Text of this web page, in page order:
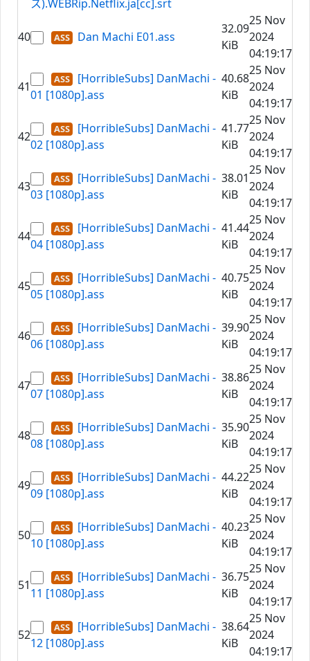
ス).WEBRip.Netflix.ja[cc].srt
40 Dan Machi E01.ass
32.09
KiB
25 Nov
2024
04:19:17
41
[HorribleSubs] DanMachi -
01 [1080p].ass
40.68
KiB
25 Nov
2024
04:19:17
42
[HorribleSubs] DanMachi -
02 [1080p].ass
41.77
KiB
25 Nov
2024
04:19:17
43
[HorribleSubs] DanMachi -
03 [1080p].ass
38.01
KiB
25 Nov
2024
04:19:17
44
[HorribleSubs] DanMachi -
04 [1080p].ass
41.44
KiB
25 Nov
2024
04:19:17
45
[HorribleSubs] DanMachi -
05 [1080p].ass
40.75
KiB
25 Nov
2024
04:19:17
46
[HorribleSubs] DanMachi -
06 [1080p].ass
39.90
KiB
25 Nov
2024
04:19:17
47
[HorribleSubs] DanMachi -
07 [1080p].ass
38.86
KiB
25 Nov
2024
04:19:17
48
[HorribleSubs] DanMachi -
08 [1080p].ass
35.90
KiB
25 Nov
2024
04:19:17
49
[HorribleSubs] DanMachi -
09 [1080p].ass
44.22
KiB
25 Nov
2024
04:19:17
50
[HorribleSubs] DanMachi -
10 [1080p].ass
40.23
KiB
25 Nov
2024
04:19:17
51
[HorribleSubs] DanMachi -
11 [1080p].ass
36.75
KiB
25 Nov
2024
04:19:17
52
[HorribleSubs] DanMachi -
12 [1080p].ass
38.64
KiB
25 Nov
2024
04:19:17